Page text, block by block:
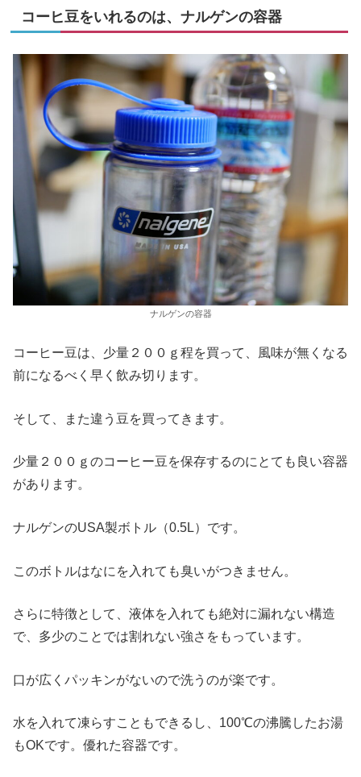
コーヒ豆をいれるのは、ナルゲンの容器
ナルゲンの容器
コーヒー豆は、少量２００ｇ程を買って、風味が無くなる
前になるべく早く飲み切ります。
そして、また違う豆を買ってきます。
少量２００ｇのコーヒー豆を保存するのにとても良い容器
があります。
ナルゲンのUSA製ボトル（0.5L）です。
このボトルはなにを入れても臭いがつきません。
さらに特徴として、液体を入れても絶対に漏れない構造
で、多少のことでは割れない強さをもっています。
口が広くパッキンがないので洗うのが楽です。
水を入れて凍らすこともできるし、100℃の沸騰したお湯
もOKです。優れた容器です。